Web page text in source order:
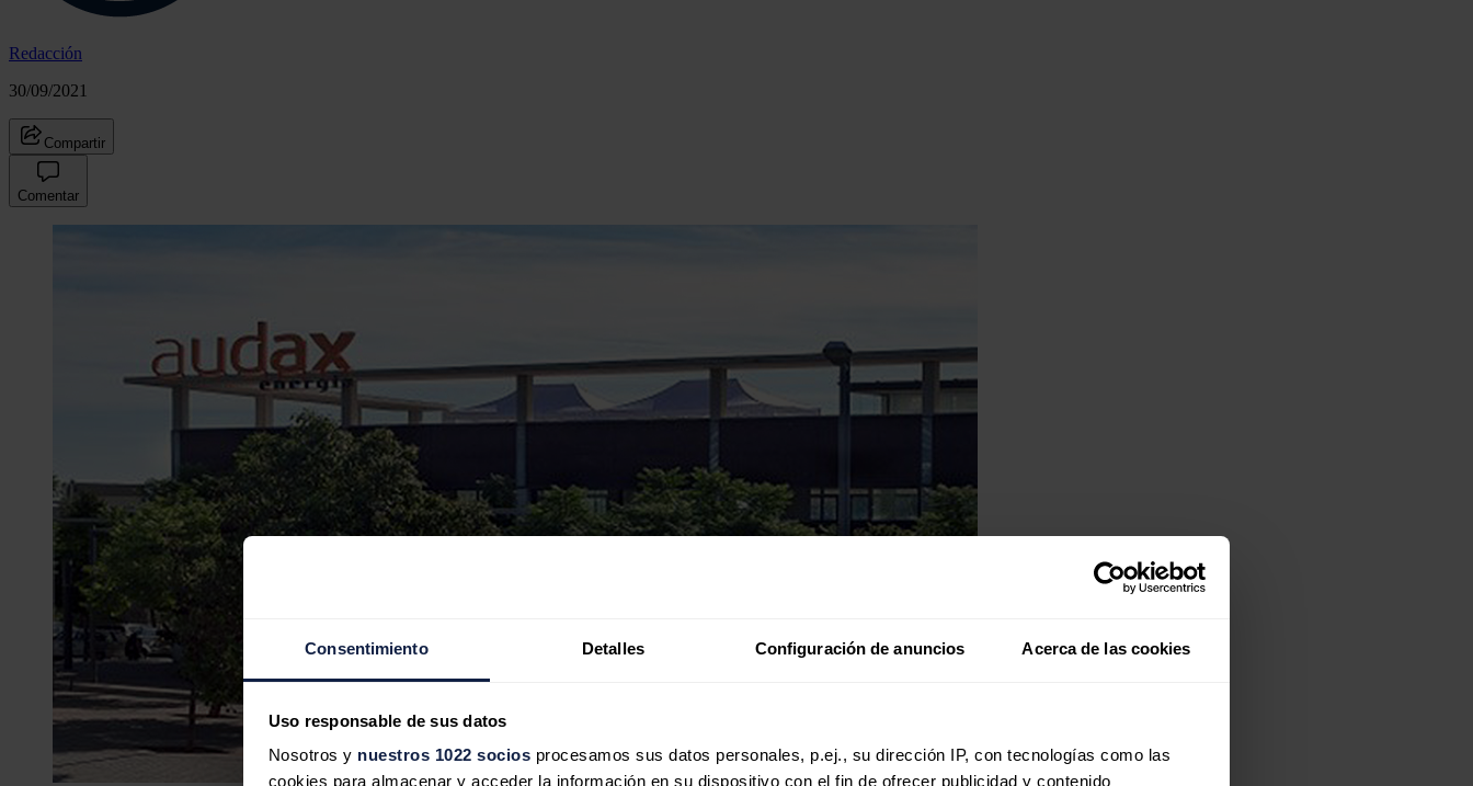
Consentimiento Detalles Configuración de anuncios Acerca de las cookies
Uso responsable de sus datos
Nosotros y nuestros 1022 socios procesamos sus datos personales, p.ej., su dirección IP, con tecnologías como las
cookies para almacenar y acceder la información en su dispositivo con el fin de ofrecer publicidad y contenido
Redacción
30/09/2021
Compartir
Comentar